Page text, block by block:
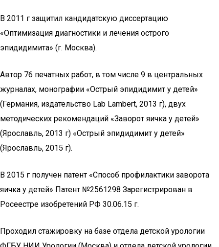
В 2011 г защитил кандидатскую диссертацию
«Оптимизация диагностики и лечения острого
эпидидимита» (г. Москва).
Автор 76 печатных работ, в том числе 9 в центральных
журналах, монографии «Острый эпидидимит у детей»
(Германия, издательство Lab Lambert, 2013 г), двух
методических рекомендаций «Заворот яичка у детей»
(Ярославль, 2013 г) «Острый эпидидимит у детей»
(Ярославль, 2015 г).
В 2015 г получен патент «Способ профилактики заворота
яичка у детей» Патент №2561298 Зарегистрирован в
Росеестре изобретений РФ 30.06.15 г.
Проходил стажировку на базе отдела детской урологии